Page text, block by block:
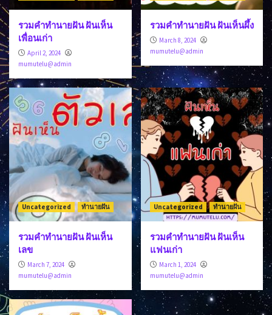
รวมคำทำนายฝัน ฝันเห็น
เพื่อนเก่า
April 2, 2024
mumutelu@admin
รวมคำทำนายฝัน ฝันเห็นผึ้ง
March 8, 2024
mumutelu@admin
Uncategorized ทำนายฝัน
รวมคำทำนายฝัน ฝันเห็น
เลข
March 7, 2024
mumutelu@admin
Uncategorized ทำนายฝัน
รวมคำทำนายฝัน ฝันเห็น
แฟนเก่า
March 1, 2024
mumutelu@admin